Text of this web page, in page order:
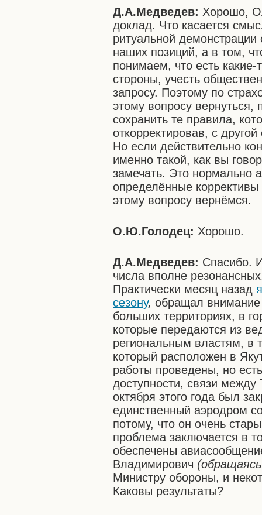
Д.А.Медведев: Хорошо,
доклад. Что касается
ритуальной демонстрации
наших позиций, а в том,
понимаем, что есть
стороны, учесть
запросу. Поэтому по
этому вопросу
сохранить те правила,
откорректировав, с
Но если действительно
именно такой, как вы
замечать. Это нормально
определённые
этому вопросу вернёмся.
О.Ю.Голодец: Хорошо.
Д.А.Медведев: Спасибо.
числа вполне
Практически месяц назад
сезону, обращал внимание
больших территориях, в
которые передаются из
региональным властям, в
который расположен в
работы проведены, но
доступности, связи
октября этого года был
единственный аэродром
потому, что он очень
проблема заключается в
обеспечены
Владимирович
Министру обороны, и
Каковы результаты?